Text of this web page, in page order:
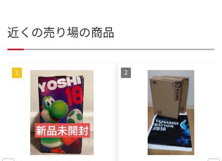
近くの売り場の商品